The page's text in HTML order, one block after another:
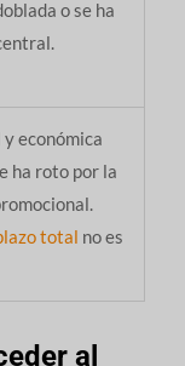
o se ha
económica
ha roto por la
total no es
al